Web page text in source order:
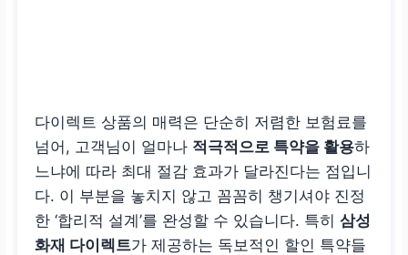
다이렉트 상품의 매력은 단순히 저렴한 보험료를
넘어, 고객님이 얼마나 적극적으로 특약을 활용하
느냐에 따라 최대 절감 효과가 달라진다는 점입니
다. 이 부분을 놓치지 않고 꼼꼼히 챙기셔야 진정
한 ‘합리적 설계’를 완성할 수 있습니다. 특히삼성
화재 다이렉트가 제공하는 독보적인 할인 특약들